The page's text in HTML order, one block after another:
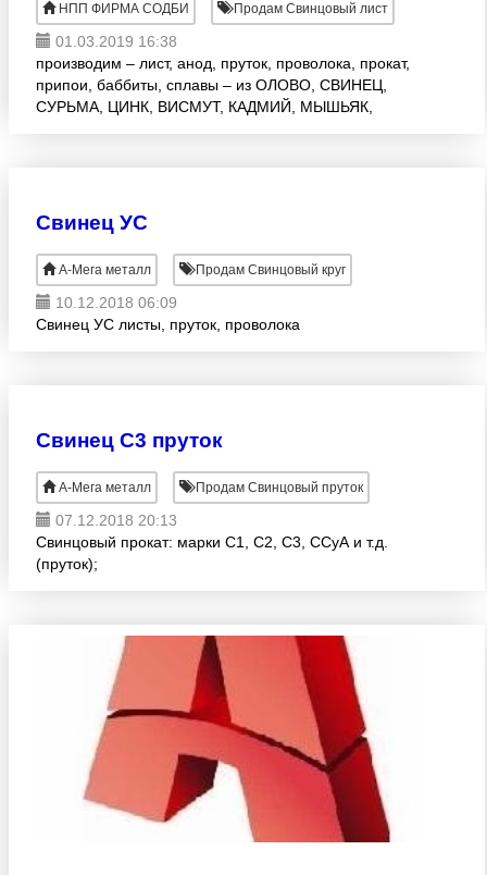
НПП ФИРМА СОДБИ Продам Свинцовый лист
01.03.2019 16:38
производим – лист, анод, пруток, проволока, прокат,
припои, баббиты, сплавы – из ОЛОВО, СВИНЕЦ,
СУРЬМА, ЦИНК, ВИСМУТ, КАДМИЙ, МЫШЬЯК,
Cвинец УС
А-Мега металл Продам Свинцовый круг
10.12.2018 06:09
Cвинец УС листы, пруток, проволока
Свинец С3 пруток
А-Мега металл Продам Свинцовый пруток
07.12.2018 20:13
Свинцовый прокат: марки С1, С2, С3, ССуА и т.д.
(пруток);